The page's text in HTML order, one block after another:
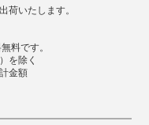
荷いたします。
料です。
を除く
金額